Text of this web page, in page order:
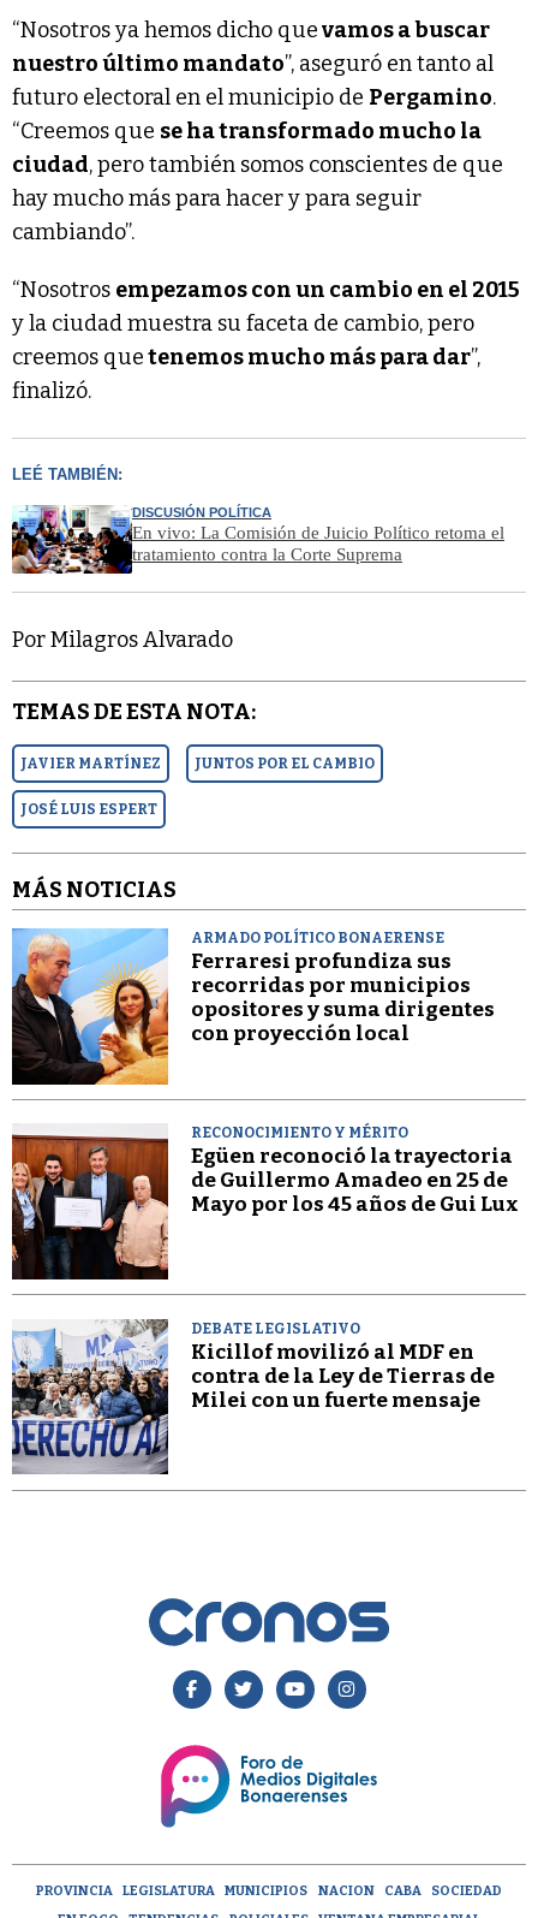
“Nosotros ya hemos dicho quevamos a buscar
nuestro último mandato”, aseguró en tanto al
futuro electoral en el municipio de Pergamino.
“Creemos que se ha transformado mucho la
ciudad, pero también somos conscientes de que
hay mucho más para hacer y para seguir
cambiando”.
“Nosotros empezamos con un cambio en el 2015
y la ciudad muestra su faceta de cambio, pero
creemos quetenemos mucho más para dar”,
finalizó.
LEÉ TAMBIÉN:
DISCUSIÓN POLÍTICA
En vivo: La Comisión de Juicio Político retoma el
tratamiento contra la Corte Suprema
Por Milagros Alvarado
TEMAS DE ESTA NOTA:
JAVIER MARTÍNEZ JUNTOS POR EL CAMBIO
JOSÉ LUIS ESPERT
MÁS NOTICIAS
ARMADO POLÍTICO BONAERENSE
Ferraresi profundiza sus
recorridas por municipios
opositores y suma dirigentes
con proyección local
RECONOCIMIENTO Y MÉRITO
Egüen reconoció la trayectoria
de Guillermo Amadeo en 25 de
Mayo por los 45 años de Gui Lux
DEBATE LEGISLATIVO
Kicillof movilizó al MDF en
contra de la Ley de Tierras de
Milei con un fuerte mensaje
PROVINCIA LEGISLATURA MUNICIPIOS NACION CABA
SOCIEDAD